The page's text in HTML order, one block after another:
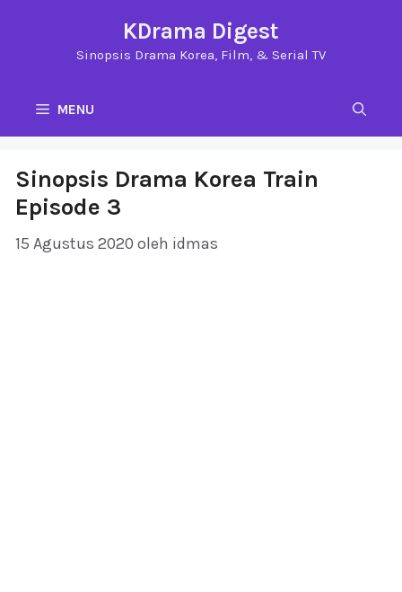
KDrama Digest
Sinopsis Drama Korea, Film, & Serial TV
MENU
Sinopsis Drama Korea Train
Episode 3
15 Agustus 2020 oleh idmas